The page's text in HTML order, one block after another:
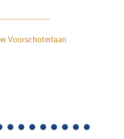
Voorschoterlaan